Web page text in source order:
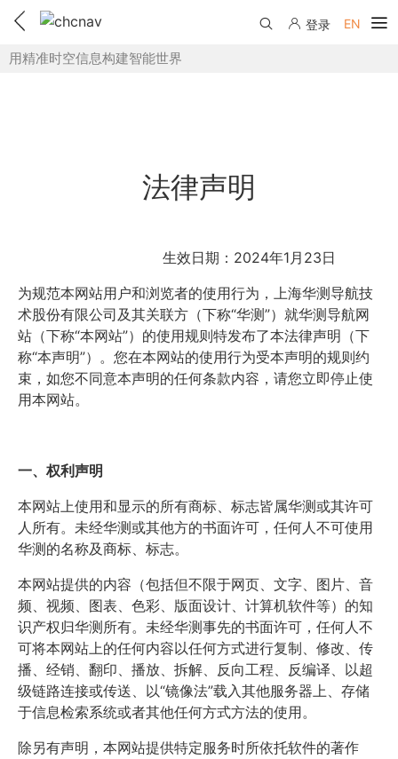
产品中心
线上自助寄修
维修进度查询
售后服务政策
售前问答
行业无忧
帮助中心
三维智能
海洋测绘
精准农业
申请成为伙伴
资讯中心
了解华测
关于华测
商业道德与反腐败政策
登录 EN
用精准时空信息构建智能世界
法律声明
生效日期：2024年1月23日
为规范本网站用户和浏览者的使用行为，上海华测导航技
术股份有限公司及其关联方（下称“华测”）就华测导航网
站（下称“本网站”）的使用规则特发布了本法律声明（下
称“本声明”）。您在本网站的使用行为受本声明的规则约
束，如您不同意本声明的任何条款内容，请您立即停止使
用本网站。
一、权利声明
本网站上使用和显示的所有商标、标志皆属华测或其许可
人所有。未经华测或其他方的书面许可，任何人不可使用
华测的名称及商标、标志。
本网站提供的内容（包括但不限于网页、文字、图片、音
频、视频、图表、色彩、版面设计、计算机软件等）的知
识产权归华测所有。未经华测事先的书面许可，任何人不
可将本网站上的任何内容以任何方式进行复制、修改、传
播、经销、翻印、播放、拆解、反向工程、反编译、以超
级链路连接或传送、以“镜像法”载入其他服务器上、存储
于信息检索系统或者其他任何方式方法的使用。
除另有声明，本网站提供特定服务时所依托软件的著作